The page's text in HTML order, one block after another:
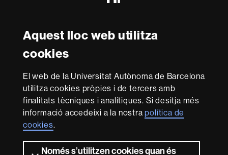
Aquest lloc web utilitza
cookies
El web de la Universitat Autònoma de Barcelona
utilitza cookies pròpies i de tercers amb
finalitats tècniques i analítiques. Si desitja més
informació accedeixi a la nostrapolítica de
cookies.
Només s’utilitzen cookies quan és
-
Euraxess
Amb el finançament de
Sobre
aquest
web
Avís legal Protecció de dades Sobre el
web
Accessibilitat web Mapa del web UAB
docència de qualitat i excel·lència, diversificada,